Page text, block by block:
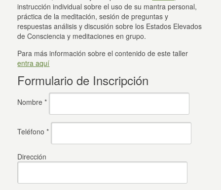
instrucción individual sobre el uso de su mantra personal,
práctica de la meditación, sesión de preguntas y
respuestas análisis y discusión sobre los Estados Elevados
de Consciencia y meditaciones en grupo.
Para más información sobre el contenido de este taller
entra aquí
Formulario de Inscripción
Nombre *
Teléfono *
Dirección